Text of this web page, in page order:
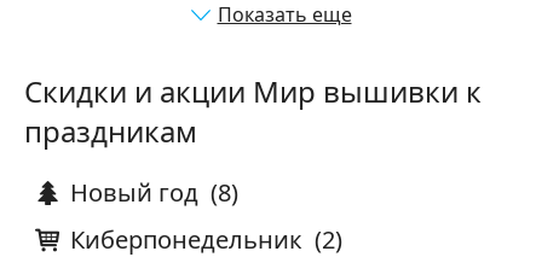
Показать еще
Скидки и акции Мир вышивки к
праздникам
Новый год (8)
Киберпонедельник (2)